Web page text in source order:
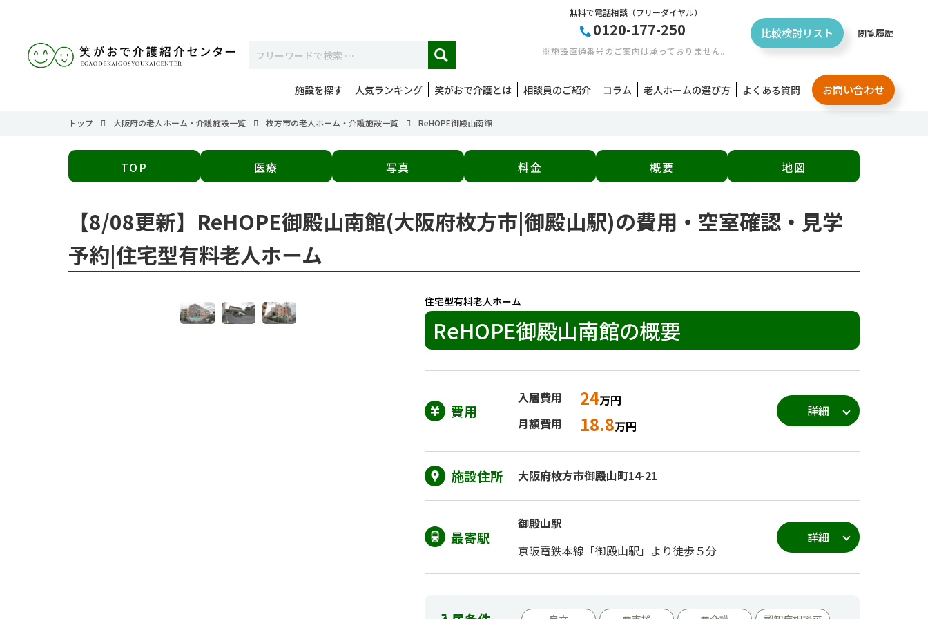
無料で電話相談 （フリーダイヤル）
0120-177-250
※施設直通番号のご案内は承っておりません。
比較検討リスト 閲覧履歴
施設を探す 人気ランキング 笑がおで介護とは 相談員のご紹介 コラム 老人ホームの選び方 よくある質問 お問い合わせ
トップ 大阪府の老人ホーム・介護施設一覧 枚方市の老人ホーム・介護施設一覧 ReHOPE御殿山南館
TOP 医療 写真 料金 概要 地図
【8/08更新】ReHOPE御殿山南館(大阪府枚方市|御殿山駅)の費用・空室確認・見学
予約|住宅型有料老人ホーム
住宅型有料老人ホーム
ReHOPE御殿山南館の概要
費用
入居費用 24万円
月額費用
18.8万円
詳細
施設住所 大阪府枚方市御殿山町14-21
最寄駅
御殿山駅
京阪電鉄本線「御殿山駅」より徒歩５分
詳細